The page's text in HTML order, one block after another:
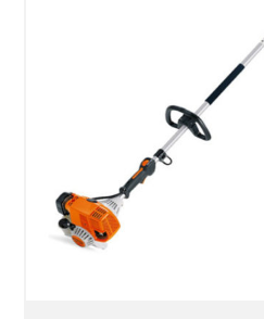
SÉLECTIONNEZ LES
VOIR LE PRODUIT